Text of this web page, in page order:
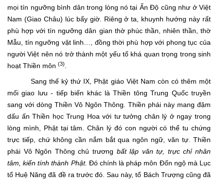
mọi tín ngưỡng bình dân trong lòng nó tại Ấn Độ cũng như ở Việt
Nam (Giao Châu) lúc bấy giờ. Riêng ở ta, khuynh hướng này rất
phù hợp với tín ngưỡng dân gian thờ phúc thần, nhiên thần, thờ
Mẫu, tín ngưỡng vật linh…, đồng thời phù hợp với phong tục của
người Việt nên nó trở thành một yếu tố khá quan trọng trong sinh
hoạt Thiền môn (3)
Sang thế kỷ thứ IX, Phật giáo Việt Nam còn có thêm một
mối giao lưu - tiếp biến khác là Thiền tông Trung Quốc truyền
sang với dòng Thiền Vô Ngôn Thông. Thiền phái này mang đậm
dấu ấn Thiền học Trung Hoa với tư tưởng chân lý ở ngay trong
lòng mình, Phật tại tâm. Chân lý đó con người có thể tu chứng
trực tiếp, chứ không cần nắm bắt qua ngôn ngữ, văn tự. Thiền
phái Vô Ngôn Thông chủ trương bất lập văn tự,
trực chỉ nhân
tâm, kiến tính thành Phật. Đó chính là pháp môn Đốn ngộ mà Lục
tổ Huệ Năng đã đề ra trước đó. Sau này, tổ Bách Trượng cũng đã